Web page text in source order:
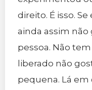
direito. É isso.
ainda assim não
pessoa. Não
liberado não
pequena. Lá em